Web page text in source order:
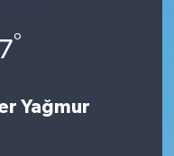
°
Yağmur